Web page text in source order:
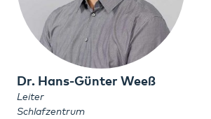
Dr. Hans-Günter Weeß
Leiter
Schlafzentrum